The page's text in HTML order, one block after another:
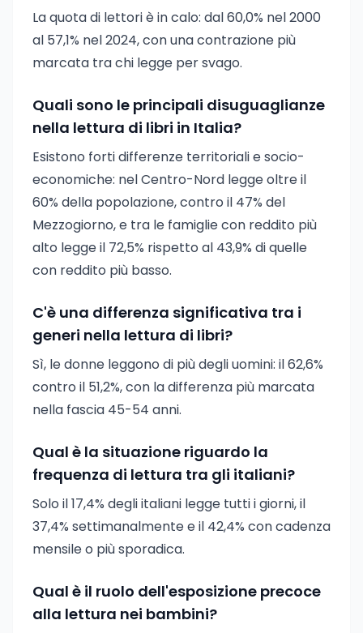
La quota di lettori è in calo: dal 60,0% nel 2000
al 57,1% nel 2024, con una contrazione più
marcata tra chi legge per svago.
Quali sono le principali disuguaglianze
nella lettura di libri in Italia?
Esistono forti differenze territoriali e socio-
economiche: nel Centro-Nord legge oltre il
60% della popolazione, contro il 47% del
Mezzogiorno, e tra le famiglie con reddito più
alto legge il 72,5% rispetto al 43,9% di quelle
con reddito più basso.
C'è una differenza significativa tra i
generi nella lettura di libri?
Sì, le donne leggono di più degli uomini: il 62,6%
contro il 51,2%, con la differenza più marcata
nella fascia 45-54 anni.
Qual è la situazione riguardo la
frequenza di lettura tra gli italiani?
Solo il 17,4% degli italiani legge tutti i giorni, il
37,4% settimanalmente e il 42,4% con cadenza
mensile o più sporadica.
Qual è il ruolo dell'esposizione precoce
alla lettura nei bambini?